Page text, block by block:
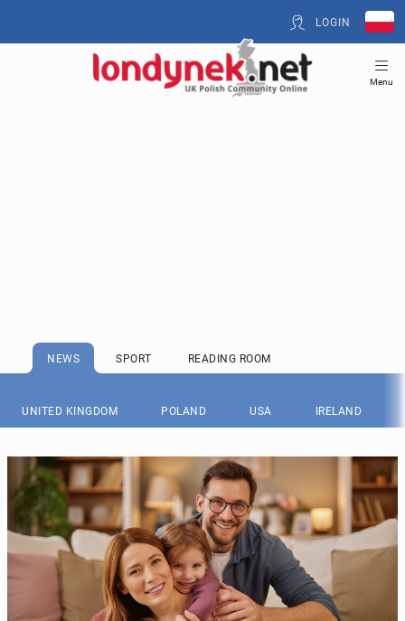
LOGIN
Menu
NEWS SPORT READING ROOM
UNITED KINGDOM POLAND USA IRELAND